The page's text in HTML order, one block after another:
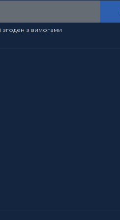
згоден з вимогами